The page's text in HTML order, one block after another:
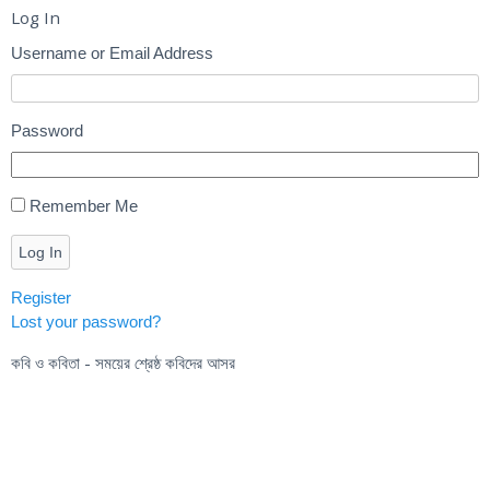
Log In
Username or Email Address
Password
Remember Me
Log In
Register
Lost your password?
কবি ও কবিতা - সময়ের শ্রেষ্ঠ কবিদের আসর